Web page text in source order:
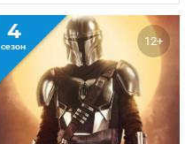
4
сезон 12+